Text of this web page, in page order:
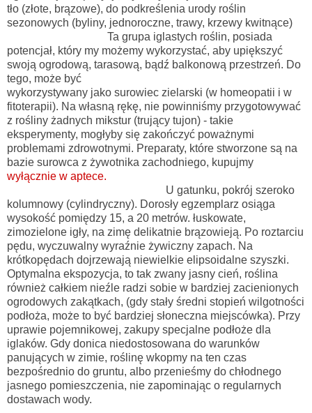
tło (złote, brązowe), do podkreślenia urody roślin
sezonowych (byliny, jednoroczne, trawy, krzewy kwitnące)
Ta grupa iglastych roślin, posiada
potencjał, który my możemy wykorzystać, aby upiększyć
swoją ogrodową, tarasową, bądź balkonową przestrzeń. Do
tego, może być
wykorzystywany jako surowiec zielarski (w homeopatii i w
fitoterapii). Na własną rękę, nie powinniśmy przygotowywać
z rośliny żadnych mikstur (trujący tujon) - takie
eksperymenty, mogłyby się zakończyć poważnymi
problemami zdrowotnymi. Preparaty, które stworzone są na
bazie surowca z żywotnika zachodniego, kupujmy
wyłącznie w aptece.
U gatunku, pokrój szeroko
kolumnowy (cylindryczny). Dorosły egzemplarz osiąga
wysokość pomiędzy 15, a 20 metrów. łuskowate,
zimozielone igły, na zimę delikatnie brązowieją. Po roztarciu
pędu, wyczuwalny wyraźnie żywiczny zapach. Na
krótkopędach dojrzewają niewielkie elipsoidalne szyszki.
Optymalna ekspozycja, to tak zwany jasny cień, roślina
również całkiem nieźle radzi sobie w bardziej zacienionych
ogrodowych zakątkach, (gdy stały średni stopień wilgotności
podłoża, może to być bardziej słoneczna miejscówka). Przy
uprawie pojemnikowej, zakupy specjalne podłoże dla
iglaków. Gdy donica niedostosowana do warunków
panujących w zimie, roślinę wkopmy na ten czas
bezpośrednio do gruntu, albo przenieśmy do chłodnego
jasnego pomieszczenia, nie zapominając o regularnych
dostawach wody.